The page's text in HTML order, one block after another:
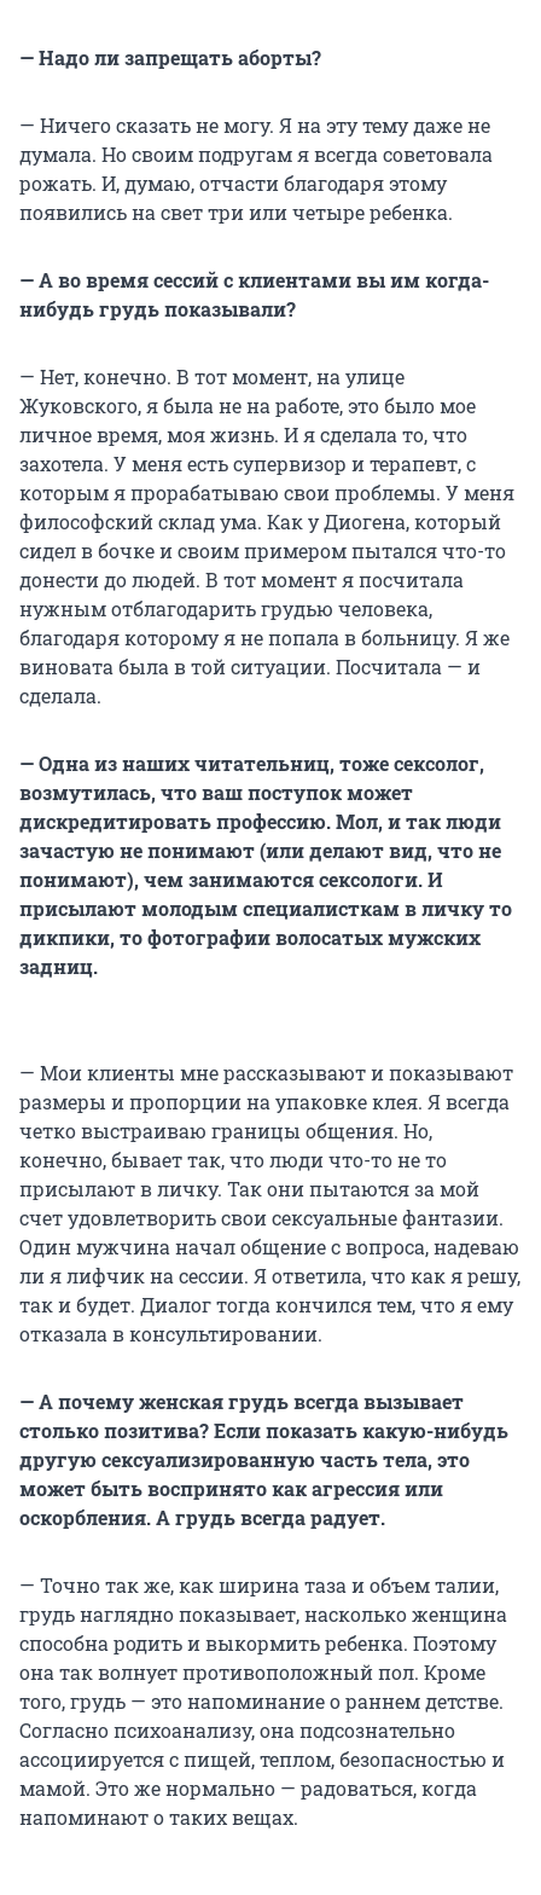
— Надо ли запрещать аборты?
— Ничего сказать не могу. Я на эту тему даже не
думала. Но своим подругам я всегда советовала
рожать. И, думаю, отчасти благодаря этому
появились на свет три или четыре ребенка.
— А во время сессий с клиентами вы им когда-
нибудь грудь показывали?
— Нет, конечно. В тот момент, на улице
Жуковского, я была не на работе, это было мое
личное время, моя жизнь. И я сделала то, что
захотела. У меня есть супервизор и терапевт, с
которым я прорабатываю свои проблемы. У меня
философский склад ума. Как у Диогена, который
сидел в бочке и своим примером пытался что-то
донести до людей. В тот момент я посчитала
нужным отблагодарить грудью человека,
благодаря которому я не попала в больницу. Я же
виновата была в той ситуации. Посчитала — и
сделала.
— Одна из наших читательниц, тоже сексолог,
возмутилась, что ваш поступок может
дискредитировать профессию. Мол, и так люди
зачастую не понимают (или делают вид, что не
понимают), чем занимаются сексологи. И
присылают молодым специалисткам в личку то
дикпики, то фотографии волосатых мужских
задниц.
— Мои клиенты мне рассказывают и показывают
размеры и пропорции на упаковке клея. Я всегда
четко выстраиваю границы общения. Но,
конечно, бывает так, что люди что-то не то
присылают в личку. Так они пытаются за мой
счет удовлетворить свои сексуальные фантазии.
Один мужчина начал общение с вопроса, надеваю
ли я лифчик на сессии. Я ответила, что как я решу,
так и будет. Диалог тогда кончился тем, что я ему
отказала в консультировании.
— А почему женская грудь всегда вызывает
столько позитива? Если показать какую-нибудь
другую сексуализированную часть тела, это
может быть воспринято как агрессия или
оскорбления. А грудь всегда радует.
— Точно так же, как ширина таза и объем талии,
грудь наглядно показывает, насколько женщина
способна родить и выкормить ребенка. Поэтому
она так волнует противоположный пол. Кроме
того, грудь — это напоминание о раннем детстве.
Согласно психоанализу, она подсознательно
ассоциируется с пищей, теплом, безопасностью и
мамой. Это же нормально — радоваться, когда
напоминают о таких вещах.